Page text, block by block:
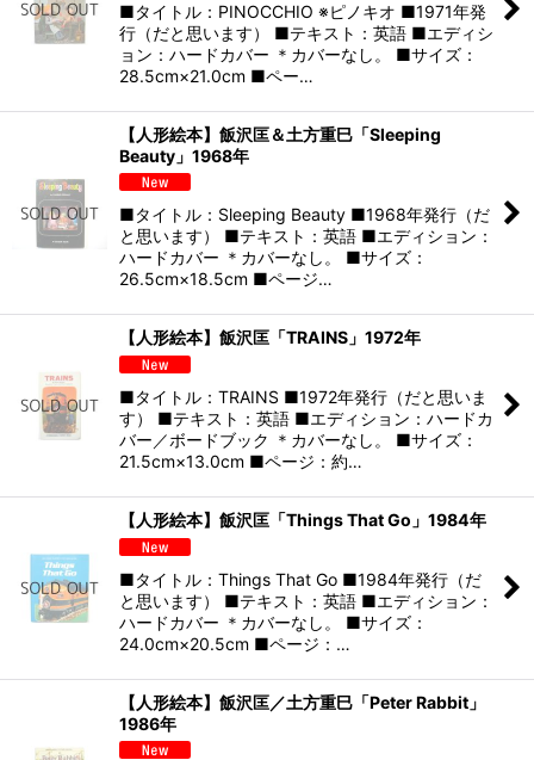
■タイトル：PINOCCHIO ※ピノキオ ■1971年発
行（だと思います） ■テキスト：英語 ■エディシ
ョン：ハードカバー ＊カバーなし。 ■サイズ：
28.5cm×21.0cm ■ペー…
【人形絵本】飯沢匡＆土方重巳「Sleeping
Beauty」1968年
■タイトル：Sleeping Beauty ■1968年発行（だ
と思います） ■テキスト：英語 ■エディション：
ハードカバー ＊カバーなし。 ■サイズ：
26.5cm×18.5cm ■ページ…
【人形絵本】飯沢匡「TRAINS」1972年
■タイトル：TRAINS ■1972年発行（だと思いま
す） ■テキスト：英語 ■エディション：ハードカ
バー／ボードブック ＊カバーなし。 ■サイズ：
21.5cm×13.0cm ■ページ：約…
【人形絵本】飯沢匡「Things That Go」1984年
■タイトル：Things That Go ■1984年発行（だ
と思います） ■テキスト：英語 ■エディション：
ハードカバー ＊カバーなし。 ■サイズ：
24.0cm×20.5cm ■ページ：…
【人形絵本】飯沢匡／土方重巳「Peter Rabbit」
1986年